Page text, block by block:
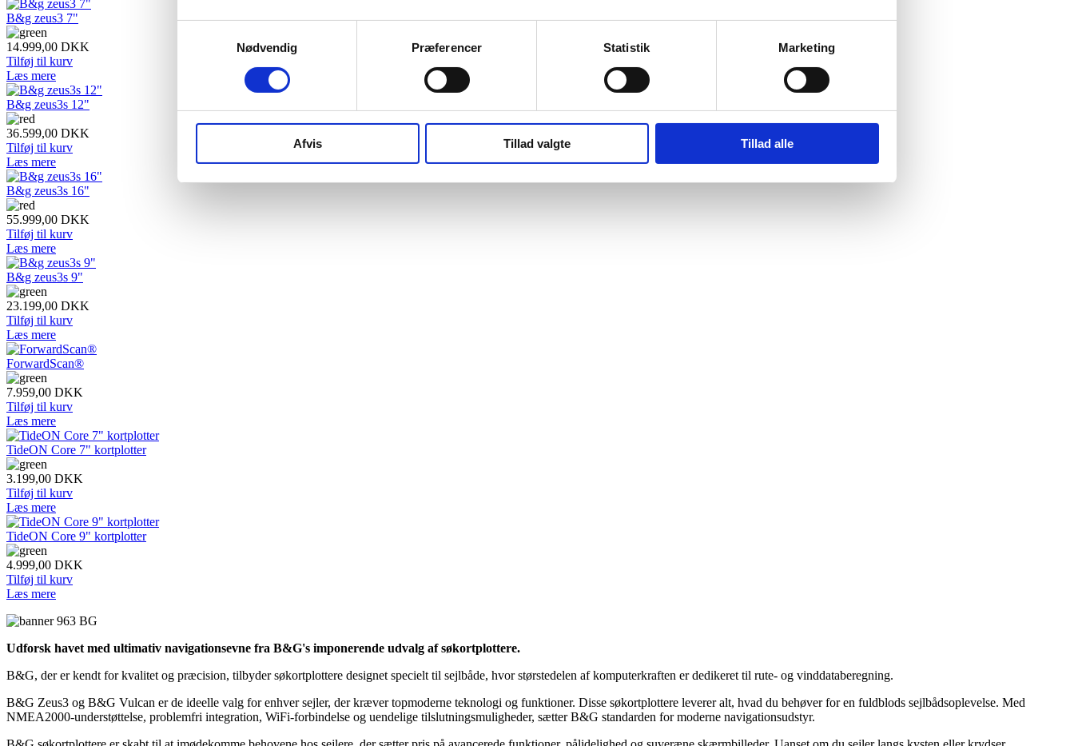
Nødvendig
Præferencer Statistik Marketing
Afvis Tillad valgte Tillad alle
B&g zeus3 7"
14.999,00 DKK
Tilføj til kurv
Læs mere
B&g zeus3s 12"
36.599,00 DKK
Tilføj til kurv
Læs mere
B&g zeus3s 16"
55.999,00 DKK
Tilføj til kurv
Læs mere
B&g zeus3s 9"
23.199,00 DKK
Tilføj til kurv
Læs mere
ForwardScan®
7.959,00 DKK
Tilføj til kurv
Læs mere
TideON Core 7" kortplotter
3.199,00 DKK
Tilføj til kurv
Læs mere
TideON Core 9" kortplotter
4.999,00 DKK
Tilføj til kurv
Læs mere
Udforsk havet med ultimativ navigationsevne fra B&G's imponerende udvalg af søkortplottere.
B&G, der er kendt for kvalitet og præcision, tilbyder søkortplottere designet specielt til sejlbåde, hvor størstedelen af komputerkraften er dedikeret til rute- og vinddataberegning.
B&G Zeus3 og B&G Vulcan er de ideelle valg for enhver sejler, der kræver topmoderne teknologi og funktioner. Disse søkortplottere leverer alt, hvad du behøver for en fuldblods sejlbådsoplevelse. Med
NMEA2000-understøttelse, problemfri integration, WiFi-forbindelse og uendelige tilslutningsmuligheder, sætter B&G standarden for moderne navigationsudstyr.